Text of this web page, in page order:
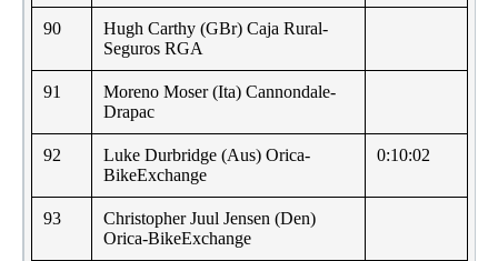
90
Hugh Carthy (GBr) Caja Rural-
Seguros RGA
91
Moreno Moser (Ita) Cannondale-
Drapac
92
Luke Durbridge (Aus) Orica-
BikeExchange
0:10:02
93
Christopher Juul Jensen (Den)
Orica-BikeExchange